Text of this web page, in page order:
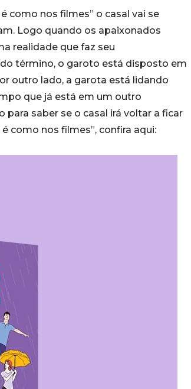
como nos filmes” o casal vai se
Logo quando os apaixonados
realidade que faz seu
término, o garoto está disposto em
outro lado, a garota está lidando
que já está em um outro
saber se o casal irá voltar a ficar
como nos filmes”, confira aqui: